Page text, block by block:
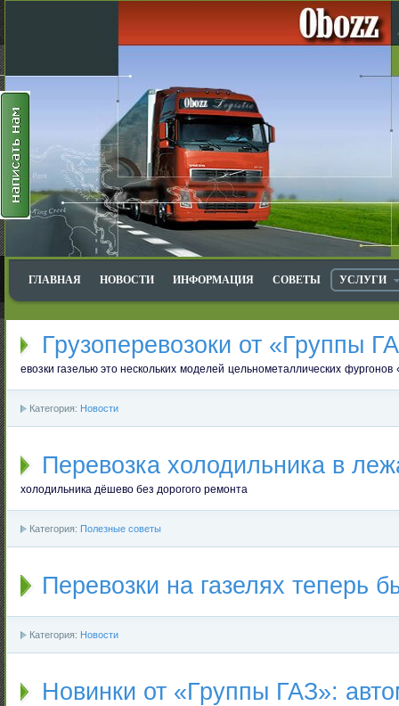
ГЛАВНАЯ НОВОСТИ ИНФОРМАЦИЯ СОВЕТЫ УСЛУГИ
Грузоперевозоки от «Группы
евозки газелью это нескольких моделей цельнометаллических фургонов
Категория: Новости
Перевозка холодильника в
холодильника дёшево без дорогого ремонта
Категория: Полезные советы
Перевозки на газелях теперь
Категория: Новости
Новинки от «Группы ГАЗ»: